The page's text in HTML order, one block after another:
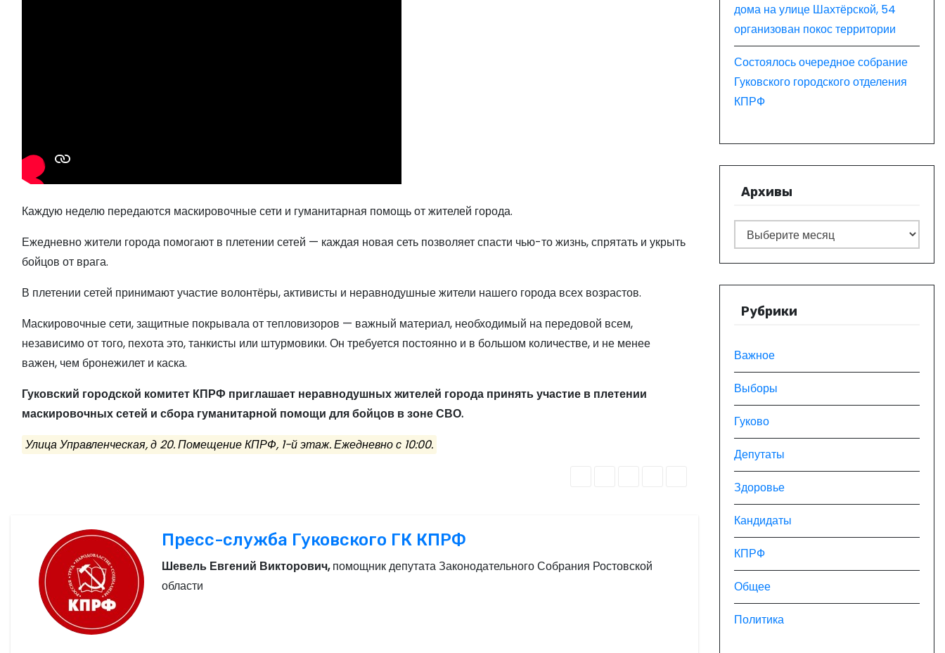
Каждую неделю передаются маскировочные сети и гуманитарная помощь от жителей города.
Ежедневно жители города помогают в плетении сетей — каждая новая сеть позволяет спасти чью-то жизнь, спрятать и укрыть
бойцов от врага.
В плетении сетей принимают участие волонтёры, активисты и неравнодушные жители нашего города всех возрастов.
Маскировочные сети, защитные покрывала от тепловизоров — важный материал, необходимый на передовой всем,
независимо от того, пехота это, танкисты или штурмовики. Он требуется постоянно и в большом количестве, и не менее
важен, чем бронежилет и каска.
Гуковский городской комитет КПРФ приглашает неравнодушных жителей города принять участие в плетении
маскировочных сетей и сбора гуманитарной помощи для бойцов в зоне СВО.
Улица Управленческая, д 20. Помещение КПРФ, 1-й этаж. Ежедневно с 10:00.
Пресс-служба Гуковского ГК КПРФ
Шевель Евгений Викторович,помощник депутата Законодательного Собрания Ростовской
области
дома на улице Шахтёрской, 54
организован покос территории
Состоялось очередное собрание
Гуковского городского отделения
КПРФ
Архивы
р
х
и
Рубрики
Важное
Выборы
Гуково
Депутаты
Здоровье
Кандидаты
КПРФ
Общее
Политика